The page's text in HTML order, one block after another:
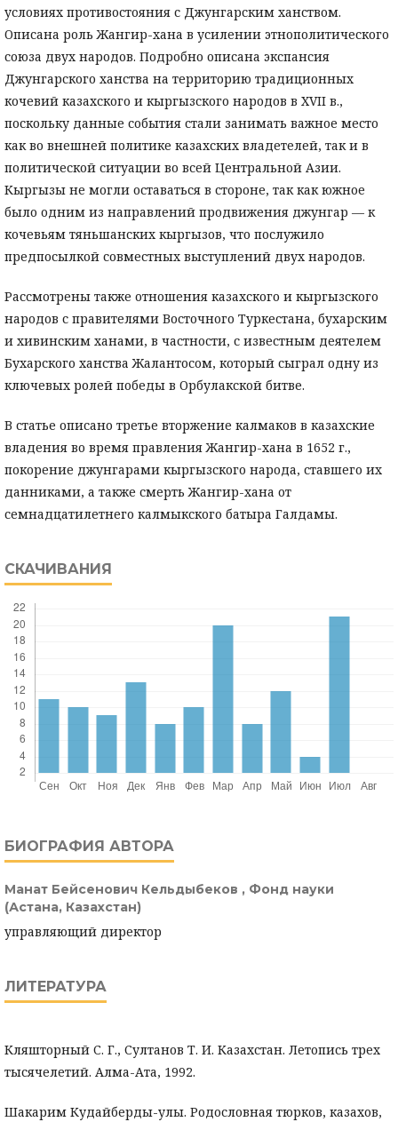
условиях противостояния с Джунгарским ханством.
Описана роль Жангир-хана в усилении этнополитического
союза двух народов. Подробно описана экспансия
Джунгарского ханства на территорию традиционных
кочевий казахского и кыргызского народов в XVII в.,
поскольку данные события стали занимать важное место
как во внешней политике казахских владетелей, так и в
политической ситуации во всей Центральной Азии.
Кыргызы не могли оставаться в стороне, так как южное
было одним из направлений продвижения джунгар — к
кочевьям тяньшанских кыргызов, что послужило
предпосылкой совместных выступлений двух народов.
Рассмотрены также отношения казахского и кыргызского
народов с правителями Восточного Туркестана, бухарским
и хивинским ханами, в частности, с известным деятелем
Бухарского ханства Жалантосом, который сыграл одну из
ключевых ролей победы в Орбулакской битве.
В статье описано третье вторжение калмаков в казахские
владения во время правления Жангир-хана в 1652 г.,
покорение джунгарами кыргызского народа, ставшего их
данниками, а также смерть Жангир-хана от
семнадцатилетнего калмыкского батыра Галдамы.
СКАЧИВАНИЯ
БИОГРАФИЯ АВТОРА
Манат Бейсенович Кельдыбеков , Фонд науки
(Астана, Казахстан)
управляющий директор
ЛИТЕРАТУРА
Кляшторный С. Г., Султанов Т. И. Казахстан. Летопись трех
тысячелетий. Алма-Ата, 1992.
Шакарим Кудайберды-улы. Родословная тюрков, казахов,